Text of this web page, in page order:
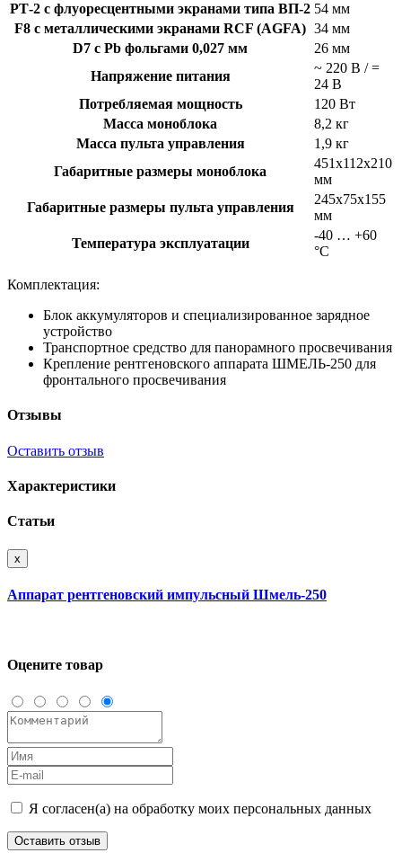
РТ-2 с флуоресцентными экранами типа ВП-2 54 мм
F8 с металлическими экранами RCF (AGFA) 34 мм
D7 с Pb фольгами 0,027 мм
26 мм
Напряжение питания
~ 220 В / =
24 В
Потребляемая мощность
120 Вт
Масса моноблока
8,2 кг
Масса пульта управления
1,9 кг
Габаритные размеры моноблока
451х112х210
мм
Габаритные размеры пульта управления
245х75х155
мм
Температура эксплуатации
-40 … +60
°С
Комплектация:
Блок аккумуляторов и специализированное зарядное
устройство
Транспортное средство для панорамного просвечивания
Крепление рентгеновского аппарата ШМЕЛЬ-250 для
фронтального просвечивания
Отзывы
Оставить отзыв
Характеристики
Статьи
x
Аппарат рентгеновский импульсный Шмель-250
Оцените товар
Я согласен(а) на обработку моих персональных данных
Оставить отзыв